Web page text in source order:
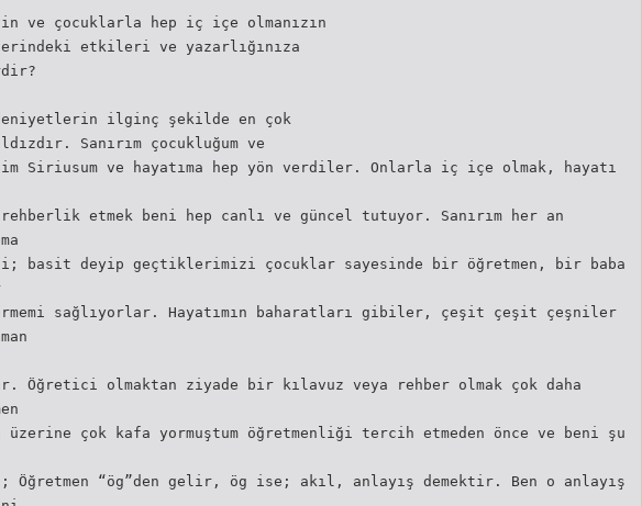
ve çocuklarla hep iç içe olmanızın
etkileri ve yazarlığınıza
ilginç şekilde en çok
Sanırım çocukluğum ve
Siriusum ve hayatıma hep yön verdiler. Onlarla iç içe olmak, hayatı
etmek beni hep canlı ve güncel tutuyor. Sanırım her an
basit deyip geçtiklerimizi çocuklar sayesinde bir öğretmen, bir baba
sağlıyorlar. Hayatımın baharatları gibiler, çeşit çeşit çeşniler
Öğretici olmaktan ziyade bir kılavuz veya rehber olmak çok daha
üzerine çok kafa yormuştum öğretmenliği tercih etmeden önce ve beni şu
“ög”den gelir, ög ise; akıl, anlayış demektir. Ben o anlayış